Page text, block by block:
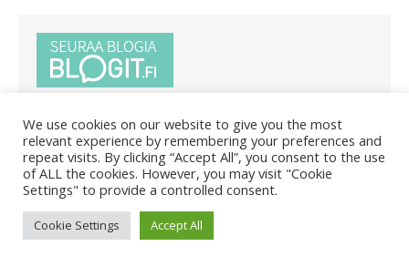
© 2026 Pietar.in
Lab
We use cookies on our website to give you the most
relevant experience by remembering your preferences and
repeat visits. By clicking “Accept All”, you consent to the use
of ALL the cookies. However, you may visit "Cookie
Settings" to provide a controlled consent.
Cookie Settings Accept All